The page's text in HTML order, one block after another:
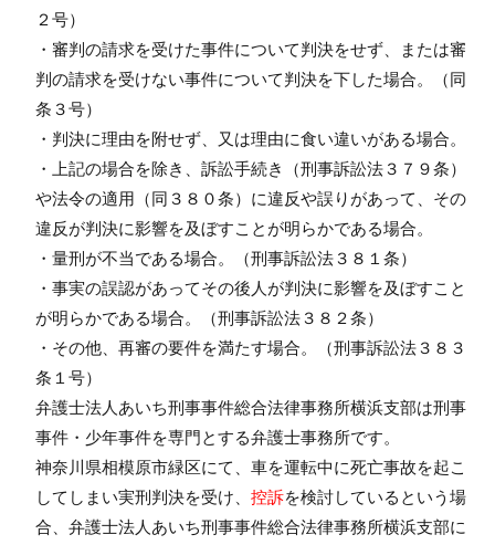
２号）
・審判の請求を受けた事件について判決をせず、または審
判の請求を受けない事件について判決を下した場合。（同
条３号）
・判決に理由を附せず、又は理由に食い違いがある場合。
・上記の場合を除き、訴訟手続き（刑事訴訟法３７９条）
や法令の適用（同３８０条）に違反や誤りがあって、その
違反が判決に影響を及ぼすことが明らかである場合。
・量刑が不当である場合。（刑事訴訟法３８１条）
・事実の誤認があってその後人が判決に影響を及ぼすこと
が明らかである場合。（刑事訴訟法３８２条）
・その他、再審の要件を満たす場合。（刑事訴訟法３８３
条１号）
弁護士法人あいち刑事事件総合法律事務所横浜支部は刑事
事件・少年事件を専門とする弁護士事務所です。
神奈川県相模原市緑区にて、車を運転中に死亡事故を起こ
してしまい実刑判決を受け、 控訴を検討しているという場
合、 弁護士法人あいち刑事事件総合法律事務所横浜支部に